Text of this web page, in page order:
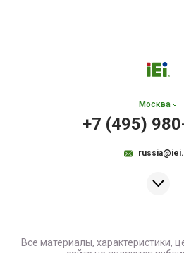
Москва
+7 (495)
Все материалы, характеристики,